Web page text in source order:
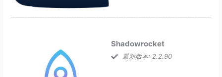
Shadowrocket
最新版本: 2.2.90